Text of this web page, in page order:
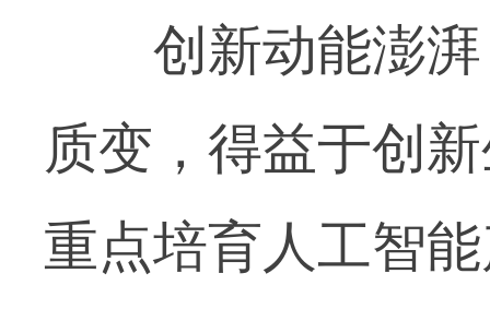
创新动能澎湃
质变，得益于创
重点培育人工智